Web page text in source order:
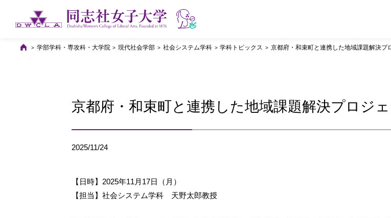
学部学科・専攻科・大学院 現代社会学部 社会システム学科 学科トピックス 京都府・和束町と連携した地域課題解決プ
京都府・和束町と連携した地域課題解決プロジ
2025/11/24
【日時】2025年11月17日（月）
【担当】社会システム学科 天野太郎教授